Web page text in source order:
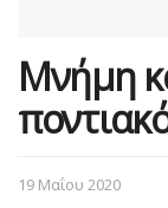
Μνήμη
19 Μαΐου 2020